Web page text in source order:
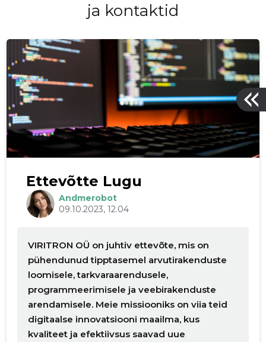
ja kontaktid
Ettevõtte Lugu
Andmerobot
09.10.2023, 12.04
VIRITRON OÜ on juhtiv ettevõte, mis on
pühendunud tipptasemel arvutirakenduste
loomisele, tarkvaraarendusele,
programmeerimisele ja veebirakenduste
arendamisele. Meie missiooniks on viia teid
digitaalse innovatsiooni maailma, kus
kvaliteet ja efektiivsus saavad uue